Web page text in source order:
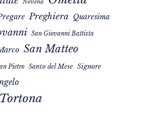
Novena
Preghiera Quaresima
San Giovanni Battista
San Matteo
Pietro Santo del Mese Signore